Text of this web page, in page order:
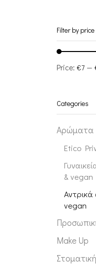
Filter by price
Price: €7 —
Categories
Αρώματα
Etico
& vegan
vegan
Make Up
Στοματική